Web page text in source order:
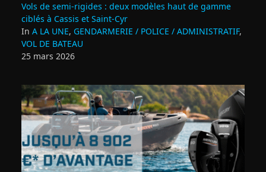
Vols de semi‑rigides : deux modèles haut de gamme
ciblés à Cassis et Saint‑Cyr
In A LA UNE, GENDARMERIE / POLICE / ADMINISTRATIF,
VOL DE BATEAU
25 mars 2026